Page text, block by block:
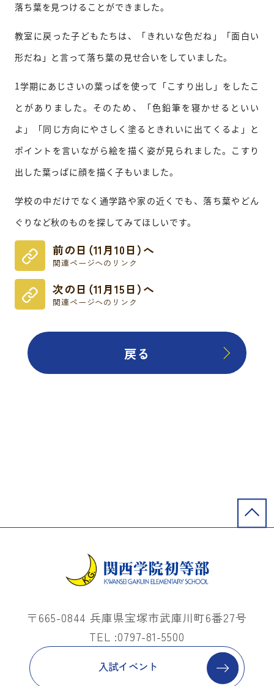
落ち葉を見つけることができました。
教室に戻った子どもたちは、「きれいな色だね」「面白い
形だね」と言って落ち葉の見せ合いをしていました。
1学期にあじさいの葉っぱを使って「こすり出し」をしたこ
とがありました。そのため、「色鉛筆を寝かせるといい
よ」「同じ方向にやさしく塗るときれいに出てくるよ」と
ポイントを言いながら絵を描く姿が見られました。こすり
出した葉っぱに顔を描く子もいました。
学校の中だけでなく通学路や家の近くでも、落ち葉やどん
ぐりなど秋のものを探してみてほしいです。
前の日（11月10日）へ
関連ページへのリンク
次の日（11月15日）へ
関連ページへのリンク
戻る
〒665-0844 兵庫県宝塚市武庫川町6番27号
TEL :0797-81-5500
入試イベント